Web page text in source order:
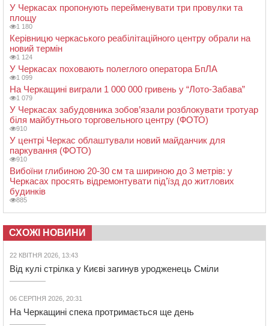
У Черкасах пропонують перейменувати три провулки та
площу
1 180
Керівницю черкаського реабілітаційного центру обрали на
новий термін
1 124
У Черкасах поховають полеглого оператора БпЛА
1 099
На Черкащині виграли 1 000 000 гривень у “Лото-Забава”
1 079
У Черкасах забудовника зобов’язали розблокувати тротуар
біля майбутнього торговельного центру (ФОТО)
910
У центрі Черкас облаштували новий майданчик для
паркування (ФОТО)
910
Вибоїни глибиною 20-30 см та шириною до 3 метрів: у
Черкасах просять відремонтувати під’їзд до житлових
будинків
885
СХОЖІ НОВИНИ
22 КВІТНЯ 2026, 13:43
Від кулі стрілка у Києві загинув уродженець Сміли
06 СЕРПНЯ 2026, 20:31
На Черкащині спека протримається ще день